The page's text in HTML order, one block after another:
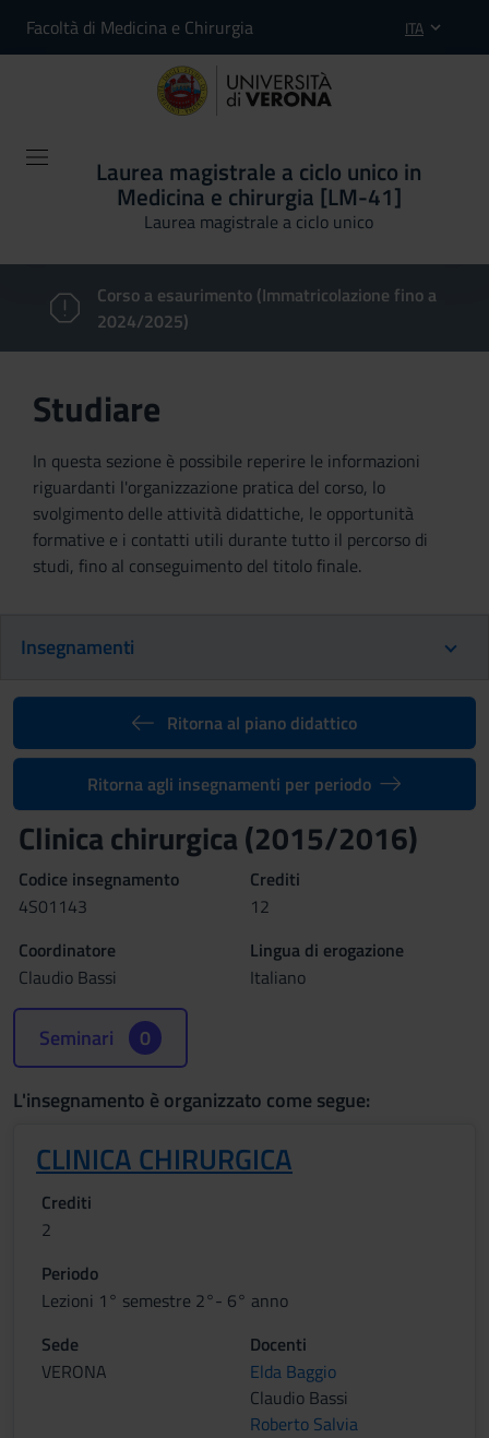
Facoltà di Medicina e Chirurgia ITA
Laurea magistrale a ciclo unico in
Medicina e chirurgia [LM-41]
Laurea magistrale a ciclo unico
Corso a esaurimento (Immatricolazione fino a
2024/2025)
Studiare
In questa sezione è possibile reperire le informazioni
riguardanti l'organizzazione pratica del corso, lo
svolgimento delle attività didattiche, le opportunità
formative e i contatti utili durante tutto il percorso di
studi, fino al conseguimento del titolo finale.
Insegnamenti
Ritorna al piano didattico
Ritorna agli insegnamenti per periodo
Clinica chirurgica (2015/2016)
Codice insegnamento
4S01143
Crediti
12
Coordinatore
Claudio Bassi
Lingua di erogazione
Italiano
Seminari 0
L'insegnamento è organizzato come segue:
CLINICA CHIRURGICA
Crediti
2
Periodo
Lezioni 1° semestre 2°- 6° anno
Sede
VERONA
Docenti
Elda Baggio
Claudio Bassi
Roberto Salvia